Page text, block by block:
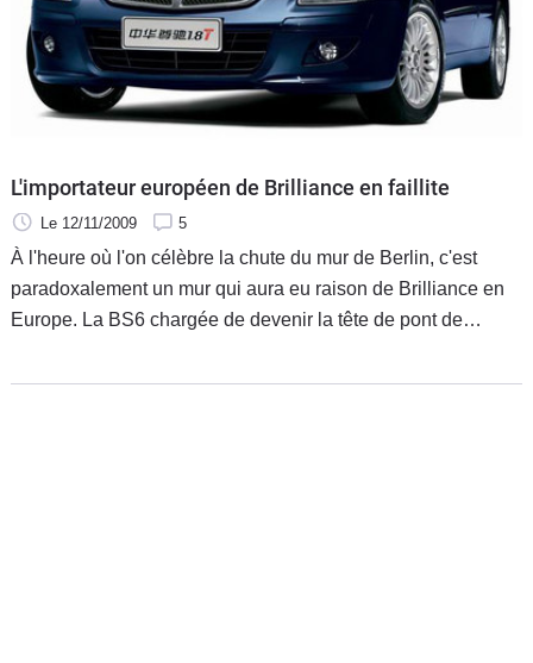
L'importateur européen de Brilliance en faillite
Le 12/11/2009 5
À l'heure où l'on célèbre la chute du mur de Berlin, c'est
paradoxalement un mur qui aura eu raison de Brilliance en
Europe. La BS6 chargée de devenir la tête de pont de
piteusement